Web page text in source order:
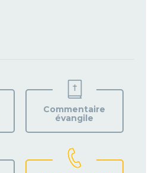
VOTRE
PAROISSE
Commentaire
évangile